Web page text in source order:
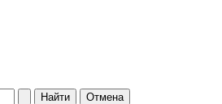
Найти
Отмена